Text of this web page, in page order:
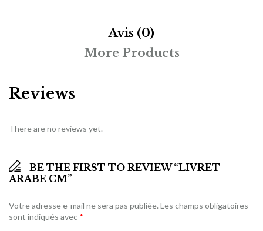
Avis (0)
More Products
Reviews
There are no reviews yet.
BE THE FIRST TO REVIEW “LIVRET
ARABE CM”
Votre adresse e-mail ne sera pas publiée.Les champs obligatoires
sont indiqués avec *